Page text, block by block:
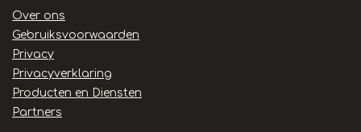
Handige
links
Over ons
Gebruiksvoorwaarden
Privacy
Privacyverklaring
Producten en Diensten
Partners